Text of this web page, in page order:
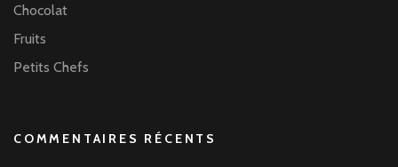
Chocolat
Fruits
Petits Chefs
COMMENTAIRES RÉCENTS